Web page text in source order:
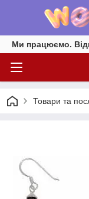
Ми працюємо.
Товари та